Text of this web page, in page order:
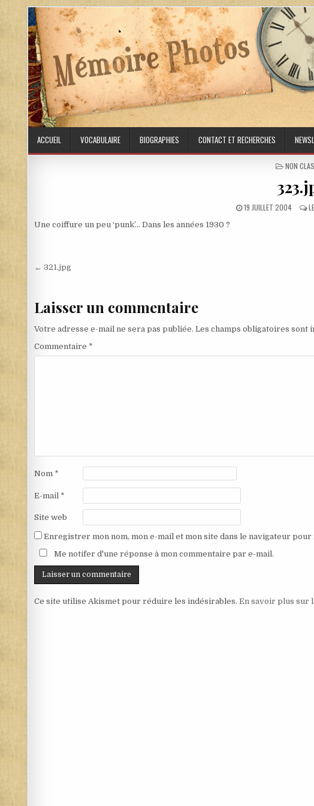
Skip to content
ACCUEIL VOCABULAIRE BIOGRAPHIES CONTACT ET RECHERCHES
POSTED
NON
PUBLISHED DATE:
19 JUILLET 2004
Une coiffure un peu ‘punk’… Dans les années 1930 ?
Navigation de l’article
← 321.jpg
Laisser un commentaire
Votre adresse e-mail ne sera pas publiée. Les champs obligatoires sont
Commentaire *
Nom *
E-mail *
Site web
Enregistrer mon nom, mon e-mail et mon site dans le navigateur
Me notifer d'une réponse à mon commentaire par e-mail.
Ce site utilise Akismet pour réduire les indésirables. En savoir plus sur